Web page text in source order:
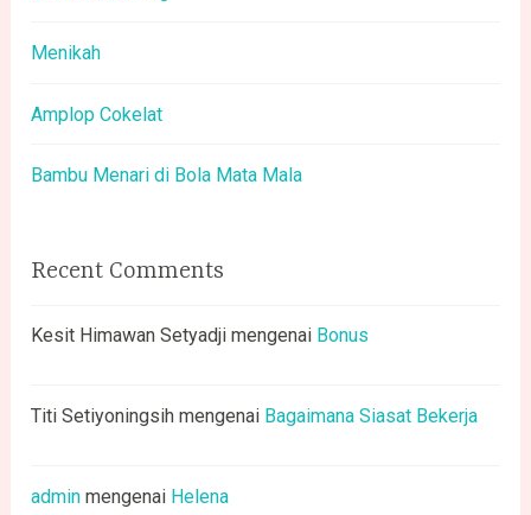
Menikah
Amplop Cokelat
Bambu Menari di Bola Mata Mala
Recent Comments
Kesit Himawan Setyadji mengenai Bonus
Titi Setiyoningsih mengenai Bagaimana Siasat Bekerja
admin mengenai Helena